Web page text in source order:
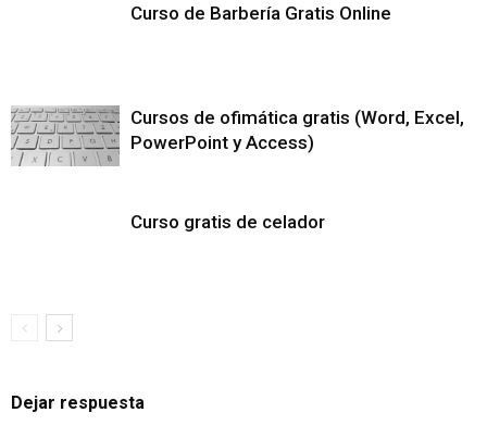
Curso de Barbería Gratis Online
Cursos de ofimática gratis (Word, Excel,
PowerPoint y Access)
Curso gratis de celador
Dejar respuesta